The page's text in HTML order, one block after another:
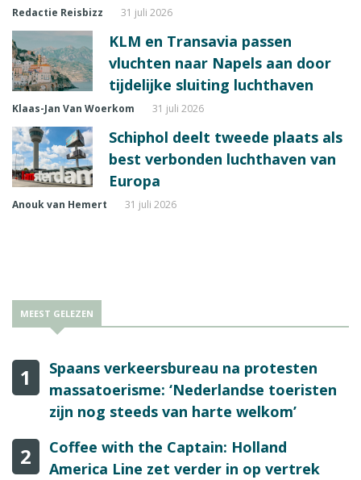
Redactie Reisbizz 31 juli 2026
KLM en Transavia passen
vluchten naar Napels aan door
tijdelijke sluiting luchthaven
Klaas-Jan Van Woerkom 31 juli 2026
Schiphol deelt tweede plaats als
best verbonden luchthaven van
Europa
Anouk van Hemert 31 juli 2026
MEEST GELEZEN
1
Spaans verkeersbureau na protesten
massatoerisme: ‘Nederlandse toeristen
zijn nog steeds van harte welkom’
2
Coffee with the Captain: Holland
America Line zet verder in op vertrek